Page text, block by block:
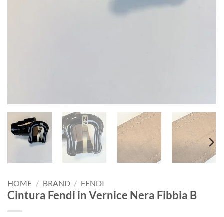
HOME / BRAND / FENDI
Cintura Fendi in Vernice Nera Fibbia B